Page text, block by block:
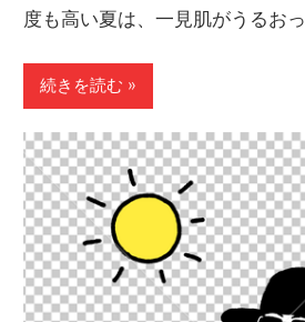
度も高い夏は、一見肌がうるおっ
続きを読む »